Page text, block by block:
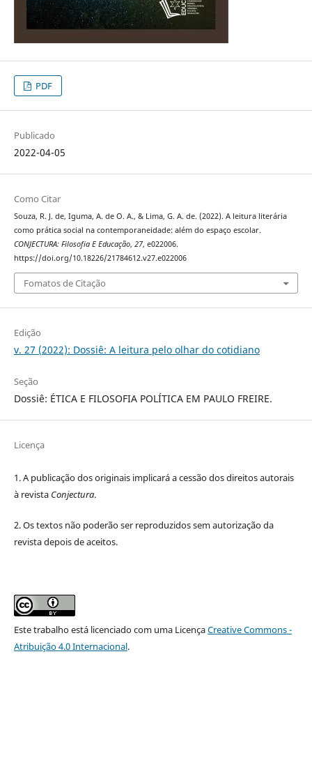
PDF
Publicado
2022-04-05
Como Citar
Souza, R. J. de, Iguma, A. de O. A., & Lima, G. A. de. (2022). A leitura literária
como prática social na contemporaneidade: além do espaço escolar.
CONJECTURA: Filosofia E Educação, 27, e022006.
https://doi.org/10.18226/21784612.v27.e022006
Fomatos de Citação
Edição
v. 27 (2022): Dossiê: A leitura pelo olhar do cotidiano
Seção
Dossiê: ÉTICA E FILOSOFIA POLÍTICA EM PAULO FREIRE.
Licença
1. A publicação dos originais implicará a cessão dos direitos autorais
à revista Conjectura.
2. Os textos não poderão ser reproduzidos sem autorização da
revista depois de aceitos.
Este trabalho está licenciado com uma LicençaCreative Commons -
Atribuição 4.0 Internacional.